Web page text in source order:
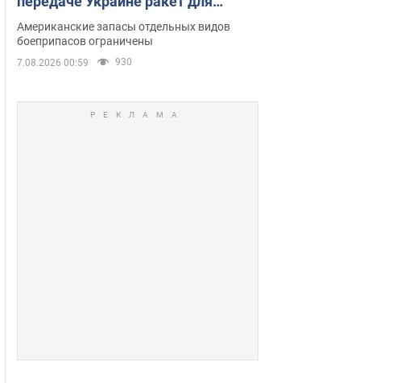
Patriot
Американские запасы отдельных видов
боеприпасов ограничены
7.08.2026 00:59 930